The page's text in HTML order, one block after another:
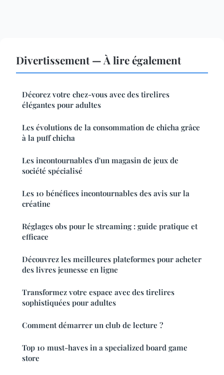
Divertissement — À lire également
Décorez votre chez-vous avec des tirelires
élégantes pour adultes
Les évolutions de la consommation de chicha grâce
à la puff chicha
Les incontournables d'un magasin de jeux de
société spécialisé
Les 10 bénéfices incontournables des avis sur la
créatine
Réglages obs pour le streaming : guide pratique et
efficace
Découvrez les meilleures plateformes pour acheter
des livres jeunesse en ligne
Transformez votre espace avec des tirelires
sophistiquées pour adultes
Comment démarrer un club de lecture ?
Top 10 must-haves in a specialized board game
store